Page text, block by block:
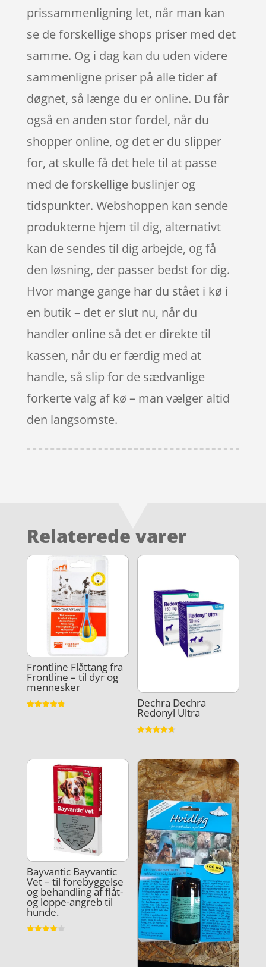
prissammenligning let, når man kan
se de forskellige shops priser med det
samme. Og i dag kan du uden videre
sammenligne priser på alle tider af
døgnet, så længe du er online. Du får
også en anden stor fordel, når du
shopper online, og det er du slipper
for, at skulle få det hele til at passe
med de forskellige buslinjer og
tidspunkter. Webshoppen kan sende
produkterne hjem til dig, alternativt
kan de sendes til dig arbejde, og få
den løsning, der passer bedst for dig.
Hvor mange gange har du stået i kø i
en butik – det er slut nu, når du
handler online så det er direkte til
kassen, når du er færdig med at
handle, så slip for de sædvanlige
forkerte valg af kø – man vælger altid
den langsomste.
Relaterede varer
Frontline Flåttang fra
Frontline – til dyr og
mennesker
Dechra Dechra
Redonyl Ultra
Bayvantic Bayvantic
Vet – til forebyggelse
og behandling af flåt-
og loppe-angreb til
hunde.